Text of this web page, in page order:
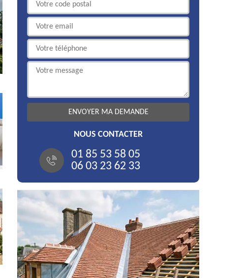
NOUS CONTACTER
01 85 53 58 05
06 03 23 62 33